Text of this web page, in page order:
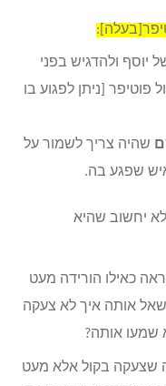
יוסף ולהדגיש בפני
[ניתן לפגוע בו
שהיה צריך לשמור על
שפגע בה.
יחשוב שהיא
כאילו הורידה מעט
אותה איך לא צעקה
שמעו אותה?
שצעקה בקול אלא מעט